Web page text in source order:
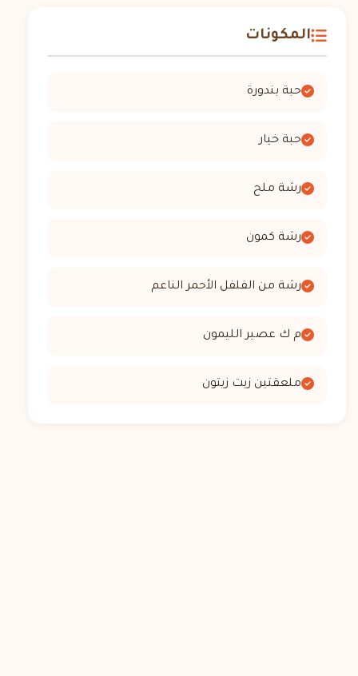
المكونات
حبة بندورة
حبة خيار
رشة ملح
رشة كمون
رشة من الفلفل الأحمر الناعم
م ك عصير الليمون
ملعقتين زيت زيتون